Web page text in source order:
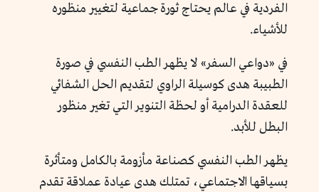
الفردية في عالم يحتاج ثورة جماعية لتغيير منظوره
للأشياء.
في «دواعي السفر» لا يظهر الطب النفسي في صورة
الطبيبة هدى كوسيلة الراوي لتقديم الحل الشفائي
للعقدة الدرامية أو لحظة التنوير التي تغير منظور
البطل للأبد.
يظهر الطب النفسي كصناعة مأزومة بالكامل ومتأثرة
بسياقها الاجتماعي، تمتلك هدى عيادة عملاقة تقدم